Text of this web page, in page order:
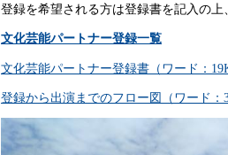
登録を希望される方は登録書を記入の
文化芸能パートナー登録一覧
文化芸能パートナー登録書（ワード：
登録から出演までのフロー図（ワード：